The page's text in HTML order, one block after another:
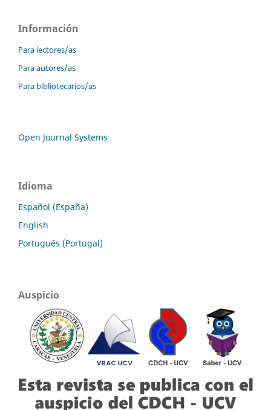
Información
Para lectores/as
Para autores/as
Para bibliotecarios/as
Open Journal Systems
Idioma
Español (España)
English
Português (Portugal)
Auspicio